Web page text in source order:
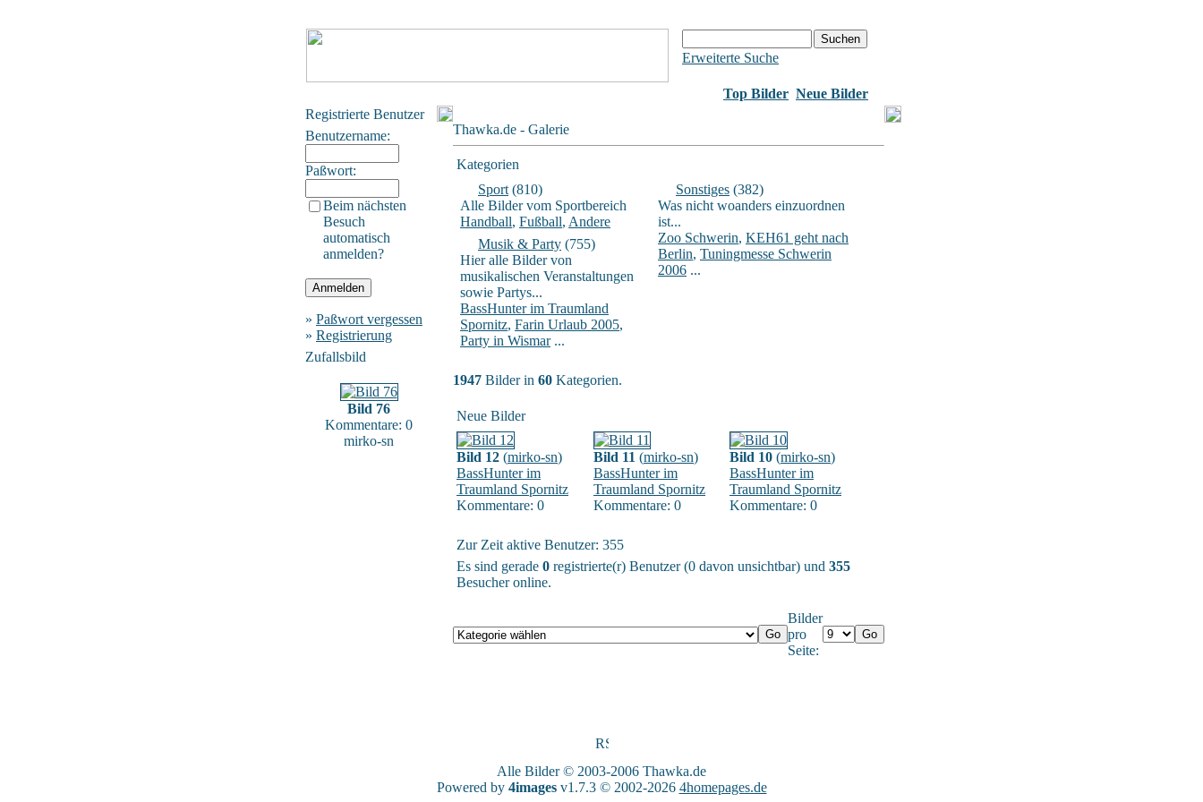
Erweiterte Suche
Top Bilder Neue Bilder
Registrierte Benutzer
Benutzername:
Paßwort:
Beim nächsten
Besuch
automatisch
anmelden?
» Paßwort vergessen
» Registrierung
Zufallsbild
Bild 76
Kommentare: 0
mirko-sn
Thawka.de - Galerie
Kategorien
Sport (810)
Alle Bilder vom Sportbereich
Handball, Fußball, Andere
Musik & Party (755)
Hier alle Bilder von
musikalischen Veranstaltungen
sowie Partys...
BassHunter im Traumland
Spornitz, Farin Urlaub 2005,
Party in Wismar...
Sonstiges (382)
Was nicht woanders einzuordnen
ist...
Zoo Schwerin, KEH61 geht nach
Berlin, Tuningmesse Schwerin
2006 ...
1947 Bilder in 60 Kategorien.
Neue Bilder
Bild 12 (mirko-sn)
BassHunter im
Traumland Spornitz
Kommentare: 0
Bild 11 (mirko-sn)
BassHunter im
Traumland Spornitz
Kommentare: 0
Bild 10 (mirko-sn)
BassHunter im
Traumland Spornitz
Kommentare: 0
Zur Zeit aktive Benutzer: 355
Es sind gerade 0 registrierte(r) Benutzer (0 davon unsichtbar) und 355
Besucher online.
Bilder
pro
Seite:
Alle Bilder © 2003-2006 Thawka.de
Powered by 4imagesv1.7.3 © 2002-2026 4homepages.de